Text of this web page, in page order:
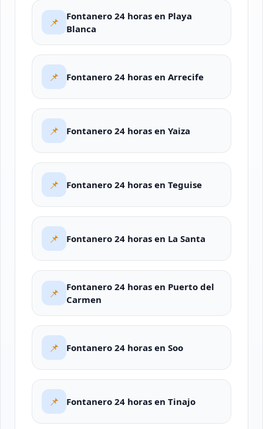
📌
Fontanero 24 horas en Playa
Blanca
📌 Fontanero 24 horas en Arrecife
📌 Fontanero 24 horas en Yaiza
📌 Fontanero 24 horas en Teguise
📌 Fontanero 24 horas en La Santa
📌
Fontanero 24 horas en Puerto del
Carmen
📌 Fontanero 24 horas en Soo
📌 Fontanero 24 horas en Tinajo